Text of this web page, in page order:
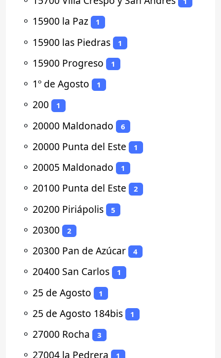
⚬ 15900 la Paz 1
⚬ 15900 las Piedras 1
⚬ 15900 Progreso 1
⚬ 1º de Agosto 1
⚬ 200 1
⚬ 20000 Maldonado 6
⚬ 20000 Punta del Este 1
⚬ 20005 Maldonado 1
⚬ 20100 Punta del Este 2
⚬ 20200 Piriápolis 5
⚬ 20300 2
⚬ 20300 Pan de Azúcar 4
⚬ 20400 San Carlos 1
⚬ 25 de Agosto 1
⚬ 25 de Agosto 184bis 1
⚬ 27000 Rocha 3
⚬ 27004 la Pedrera 1